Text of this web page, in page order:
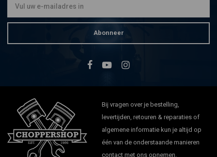
Abonneer
Bij vragen over je bestelling,
levertijden, retouren & reparaties of
algemene informatie kun je altijd op
één van de onderstaande manieren
contact met ons opnemen.